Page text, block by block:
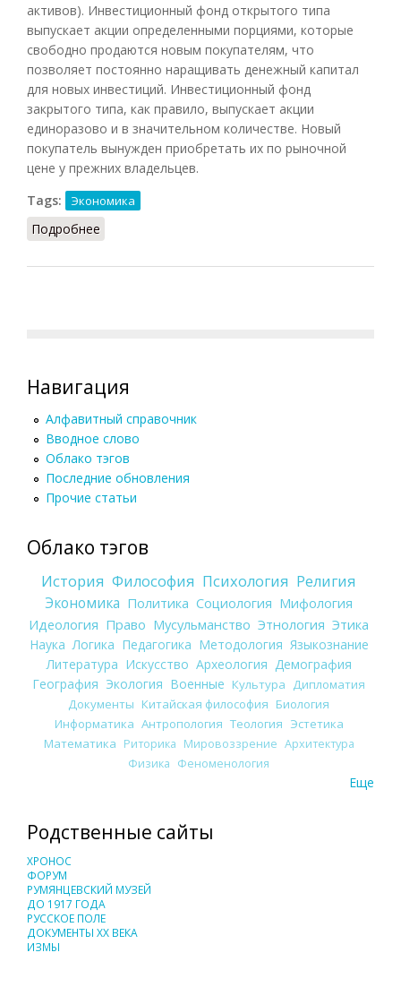
активов). Инвестиционный фонд открытого типа
выпускает акции определенными порциями, которые
свободно продаются новым покупателям, что
позволяет постоянно наращивать денежный капитал
для новых инвестиций. Инвестиционный фонд
закрытого типа, как правило, выпускает акции
единоразово и в значительном количестве. Новый
покупатель вынужден приобретать их по рыночной
цене у прежних владельцев.
Tags:
Экономика
Подробнее
Навигация
Алфавитный справочник
Вводное слово
Облако тэгов
Последние обновления
Прочие статьи
Облако тэгов
История Философия Психология Религия
Экономика Политика Социология Мифология
Идеология Право Мусульманство Этнология Этика
Наука Логика Педагогика Методология Языкознание
Литература Искусство Археология Демография
География Экология Военные Культура
Дипломатия
Документы Китайская философия Биология
Информатика Антропология Теология Эстетика
Математика Риторика Мировоззрение Архитектура
Физика Феноменология
Еще
Родственные сайты
ХРОНОС
ФОРУМ
РУМЯНЦЕВСКИЙ МУЗЕЙ
ДО 1917 ГОДА
РУССКОЕ ПОЛЕ
ДОКУМЕНТЫ XX ВЕКА
ИЗМЫ